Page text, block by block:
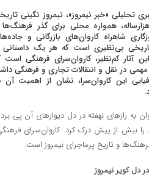
تحلیلی «خبر نیمروز»، نیمروز نگینی
همواره محلی برای گذر
شاهراه کاروان‌های بازرگانی و
تاریخی بی‌نظیری است که هر یک داستانی
آثار کم‌نظیر، کاروان‌سرای فرهنگی است
در نقل و انتقالات تجاری و فرهنگی
این کاروان‌سرا، نشان از اهمیت آن
به رازهای نهفته در دل دیوارهای آن پی
بیش از پیش درک کرد. کاروان‌سرای
و تاریخ پرماجرای نیمروز است.
دل کویر نیمروز